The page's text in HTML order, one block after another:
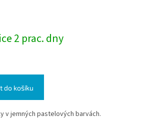
2 prac. dny
do košíku
v jemných pastelových barvách.